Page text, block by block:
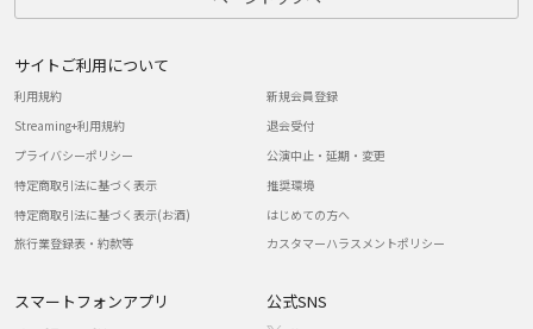
サイトご利用について
利用規約
Streaming+利用規約
プライバシーポリシー
特定商取引法に基づく表示
特定商取引法に基づく表示(お酒)
旅行業登録表・約款等
新規会員登録
退会受付
公演中止・延期・変更
推奨環境
はじめての方へ
カスタマーハラスメントポリシー
スマートフォンアプリ 公式SNS